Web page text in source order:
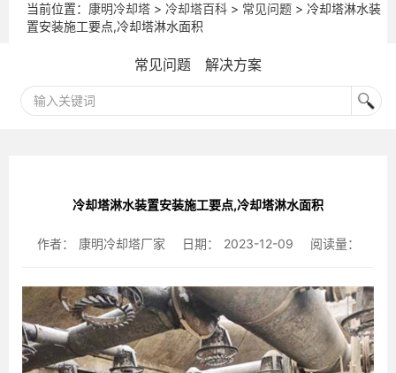
当前位置： 康明冷却塔 > 冷却塔百科 > 常见问题 > 冷却塔淋水装
置安装施工要点,冷却塔淋水面积
常见问题 解决方案
冷却塔淋水装置安装施工要点,冷却塔淋水面积
作者： 康明冷却塔厂家 日期： 2023-12-09 阅读量：